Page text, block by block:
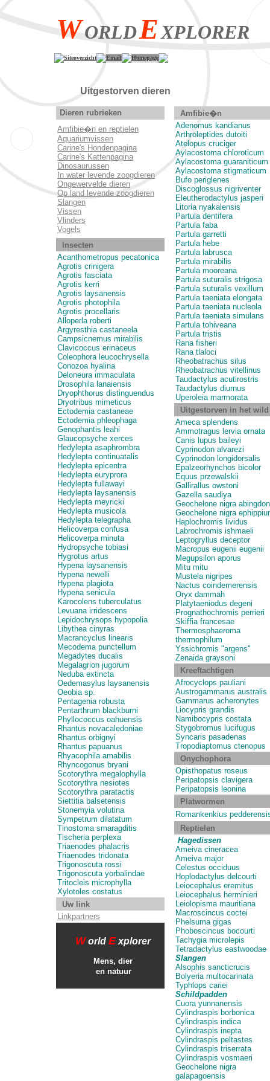
WORLDEXPLORER
Siteoverzicht Email Homepage
Uitgestorven
Dieren rubrieken
Amfibie�n en reptielen
Aquariumvissen
Carine's Hondenpagina
Carine's Kattenpagina
Dinosaurussen
In water levende zoogdieren
Ongewervelde dieren
Op land levende zoogdieren
Slangen
Vissen
Vlinders
Vogels
Insecten
Acanthometropus pecatonica
Agrotis crinigera
Agrotis fasciata
Agrotis kerri
Agrotis laysanensis
Agrotis photophila
Agrotis procellaris
Alloperla roberti
Argyresthia castaneela
Campsicnemus mirabilis
Clavicoccus erinaceus
Coleophora leucochrysella
Conozoa hyalina
Deloneura immaculata
Drosophila lanaiensis
Dryophthorus distinguendus
Dryotribus mimeticus
Ectodemia castaneae
Ectodemia phleophaga
Genophantis leahi
Glaucopsyche xerces
Hedylepta asaphrombra
Hedylepta continuatalis
Hedylepta epicentra
Hedylepta euryprora
Hedylepta fullawayi
Hedylepta laysanensis
Hedylepta meyricki
Hedylepta musicola
Hedylepta telegrapha
Helicoverpa confusa
Helicoverpa minuta
Hydropsyche tobiasi
Hygrotus artus
Hypena laysanensis
Hypena newelli
Hypena plagiota
Hypena senicula
Karocolens tuberculatus
Levuana irridescens
Lepidochrysops hypopolia
Libythea cinyras
Macrancyclus linearis
Mecodema punctellum
Megadytes ducalis
Megalagrion jugorum
Neduba extincta
Oedemasylus laysanensis
Oeobia sp.
Pentagenia robusta
Pentarthrum blackburni
Phyllococcus oahuensis
Rhantus novacaledoniae
Rhantus orbignyi
Rhantus papuanus
Rhyacophila amabilis
Rhyncogonus bryani
Scotorythra megalophylla
Scotorythra nesiotes
Scotorythra paratactis
Siettitia balsetensis
Stonemyia volutina
Sympetrum dilatatum
Tinostoma smaragditis
Tischeria perplexa
Triaenodes phalacris
Triaenodes tridonata
Trigonoscuta rossi
Trigonoscuta yorbalindae
Tritocleis microphylla
Xylotoles costatus
Uw link
Linkpartners
W orld E xplorer
Mens, dier
en natuur
Amfibie�n
Adenomus kandianus
Arthroleptides dutoiti
Atelopus cruciger
Aylacostoma chloroticum
Aylacostoma guaraniticum
Aylacostoma stigmaticum
Bufo periglenes
Discoglossus nigriventer
Eleutherodactylus jasperi
Litoria nyakalensis
Partula dentifera
Partula faba
Partula garretti
Partula hebe
Partula labrusca
Partula mirabilis
Partula mooreana
Partula suturalis strigosa
Partula suturalis vexillum
Partula taeniata elongata
Partula taeniata nucleola
Partula taeniata simulans
Partula tohiveana
Partula tristis
Rana fisheri
Rana tlaloci
Rheobatrachus silus
Rheobatrachus vitellinus
Taudactylus acutirostris
Taudactylus diurnus
Uperoleia marmorata
Uitgestorven in het wild
Ameca splendens
Ammotragus lervia ornata
Canis lupus baileyi
Cyprinodon alvarezi
Cyprinodon longidorsalis
Epalzeorhynchos bicolor
Equus przewalskii
Gallirallus owstoni
Gazella saudiya
Geochelone nigra
Geochelone nigra
Haplochromis lividus
Labrochromis ishmaeli
Leptogryllus deceptor
Macropus eugenii eugenii
Megupsilon aporus
Mitu mitu
Mustela nigripes
Nactus coindemerensis
Oryx dammah
Platytaeniodus degeni
Prognathochromis perrieri
Skiffia francesae
Thermosphaeroma
thermophilum
Yssichromis "argens"
Zenaida graysoni
Kreeftachtigen
Afrocyclops pauliani
Austrogammarus australis
Gammarus acheronytes
Liocypris grandis
Namibocypris costata
Stygobromus lucifugus
Syncaris pasadenas
Tropodiaptomus ctenopus
Onychophora
Opisthopatus roseus
Peripatopsis clavigera
Peripatopsis leonina
Platwormen
Romankenkius
Reptielen
Hagedissen
Ameiva cineracea
Ameiva major
Celestus occiduus
Hoplodactylus delcourti
Leiocephalus eremitus
Leiocephalus herminieri
Leiolopisma mauritiana
Macroscincus coctei
Phelsuma gigas
Phoboscincus bocourti
Tachygia microlepis
Tetradactylus eastwoodae
Slangen
Alsophis sancticrucis
Bolyeria multocarinata
Typhlops cariei
Schildpadden
Cuora yunnanensis
Cylindraspis borbonica
Cylindraspis indica
Cylindraspis inepta
Cylindraspis peltastes
Cylindraspis triserrata
Cylindraspis vosmaeri
Geochelone nigra
galapagoensis